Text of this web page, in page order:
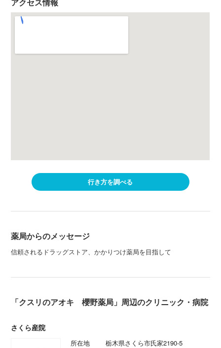
行き方を調べる
薬局からのメッセージ
信頼されるドラッグストア、かかりつけ薬局を目指して
「クスリのアオキ 櫻野薬局」周辺のクリニック・病院
さくら産院
所在地
栃木県さくら市氏家2190-5